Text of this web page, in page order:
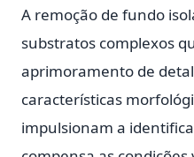
A remoção de fundo
substratos complexos
aprimoramento de
características
impulsionam a